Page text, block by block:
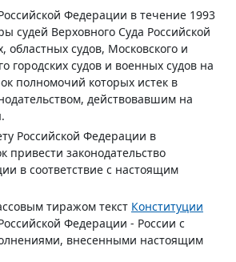
Федерации в течение 1993
судей Верховного Суда Российской
судов, Московского и
городских судов и военных судов на
полномочий которых истек в
действовавшим на
Российской Федерации в
привести законодательство
в соответствие с настоящим
тиражом текст Конституции
Федерации - России с
внесенными настоящим